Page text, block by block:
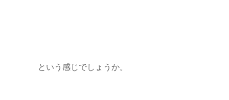
という感じでしょうか。